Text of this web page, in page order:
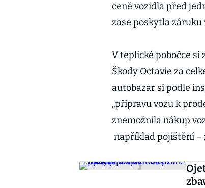
ceně vozidla před
zase poskytla záruku
V teplické pobočce
Škody Octavie za
autobazar si podle
„přípravu vozu k
znemožnila nákup
například pojištění –